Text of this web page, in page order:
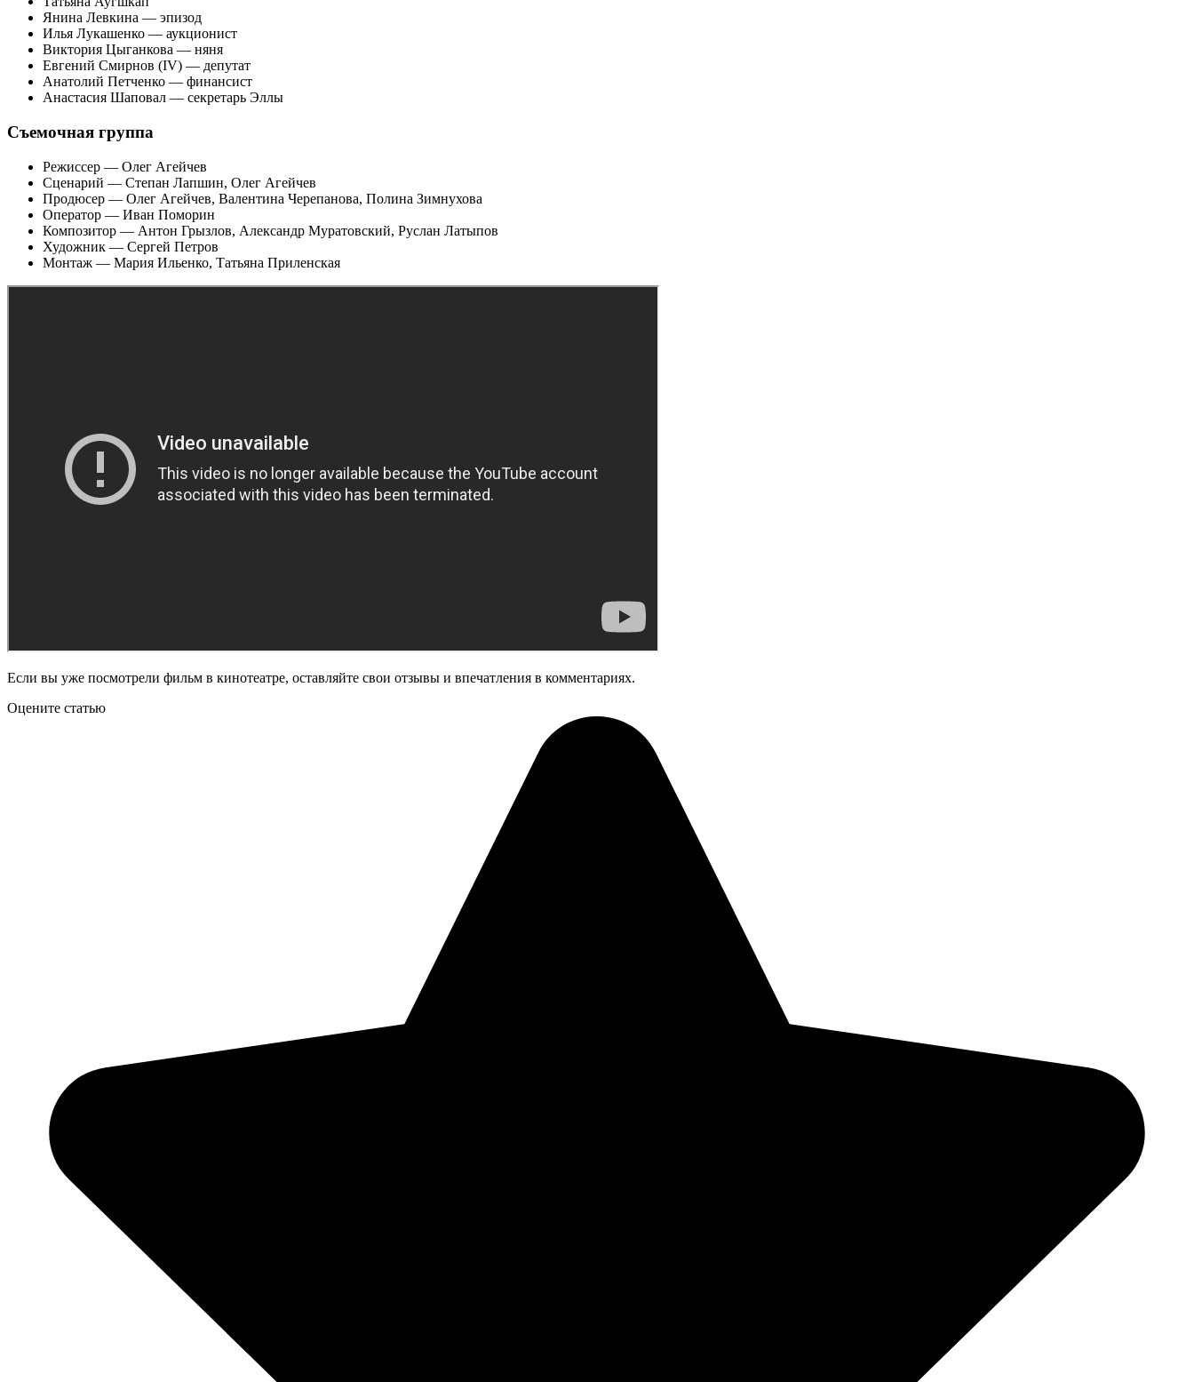
Янина Левкина — эпизод
Илья Лукашенко — аукционист
Виктория Цыганкова — няня
Евгений Смирнов (IV) — депутат
Анатолий Петченко — финансист
Анастасия Шаповал — секретарь Эллы
Съемочная группа
Режиссер — Олег Агейчев
Сценарий — Степан Лапшин, Олег Агейчев
Продюсер — Олег Агейчев, Валентина Черепанова, Полина Зимнухова
Оператор — Иван Поморин
Композитор — Антон Грызлов, Александр Муратовский, Руслан Латыпов
Художник — Сергей Петров
Монтаж — Мария Ильенко, Татьяна Приленская
Если вы уже посмотрели фильм в кинотеатре, оставляйте свои отзывы и впечатления в комментариях.
Оцените статью